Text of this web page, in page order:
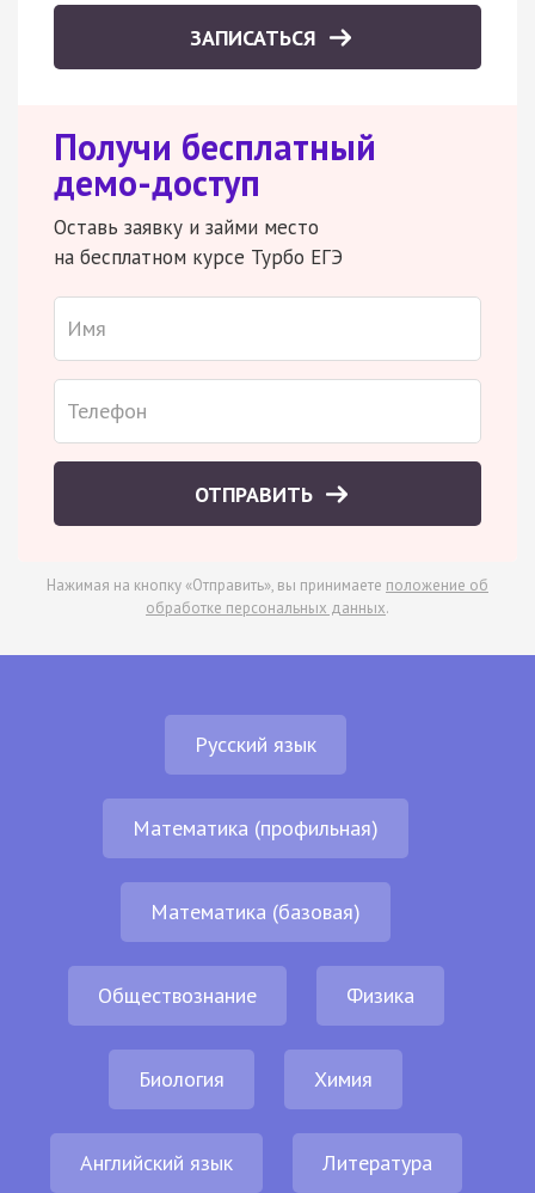
ЗАПИСАТЬСЯ
Получи бесплатный
демо-доступ
Оставь заявку и займи место
на бесплатном курсе Турбо ЕГЭ
ОТПРАВИТЬ
Нажимая на кнопку «Отправить», вы принимаете положение об
обработке персональных данных.
Русский язык
Математика (профильная)
Математика (базовая)
Обществознание Физика
Биология Химия
Английский язык Литература